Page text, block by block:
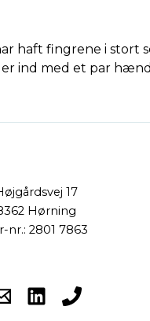
haft fingrene i stort
ind med et par
17
Hørning
nr.: 2801 7863